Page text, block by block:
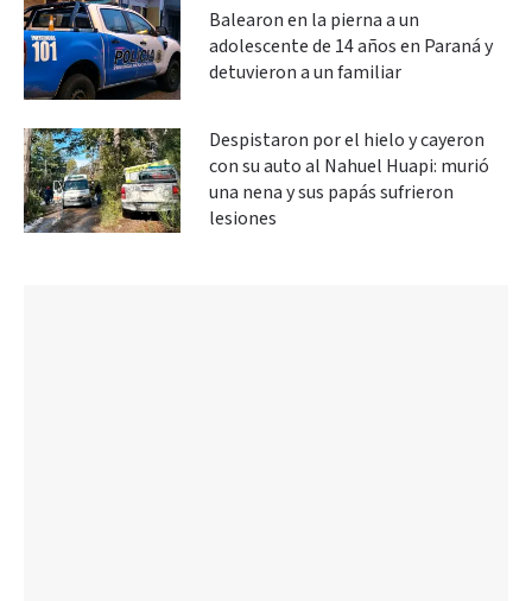
Balearon en la pierna a un
adolescente de 14 años en Paraná y
detuvieron a un familiar
Despistaron por el hielo y cayeron
con su auto al Nahuel Huapi: murió
una nena y sus papás sufrieron
lesiones